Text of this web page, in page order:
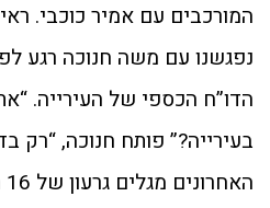
המורכבים עם אמיר כוכבי.
נפגשנו עם משה חנוכה רגע
הדו”ח הכספי של העירייה.
בעירייה?” פותח חנוכה, “רק